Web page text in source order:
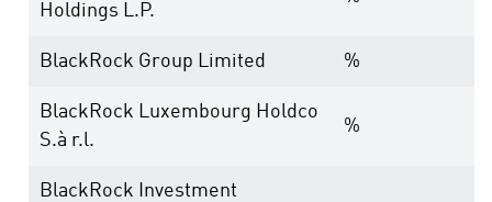
Holdings L.P.
BlackRock Group Limited %
BlackRock Luxembourg Holdco
S.à r.l.
%
BlackRock Investment